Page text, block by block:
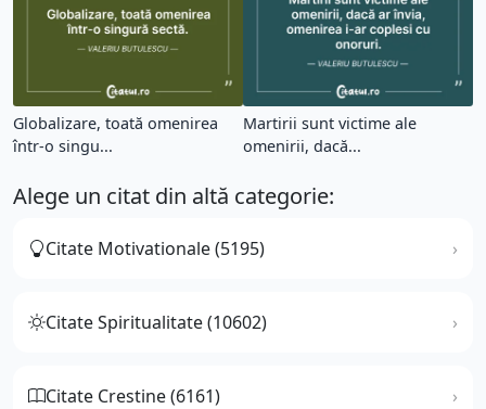
Globalizare, toată omenirea
într-o singu...
Martirii sunt victime ale
omenirii, dacă...
Alege un citat din altă categorie:
Citate Motivationale (5195)
Citate Spiritualitate (10602)
Citate Crestine (6161)